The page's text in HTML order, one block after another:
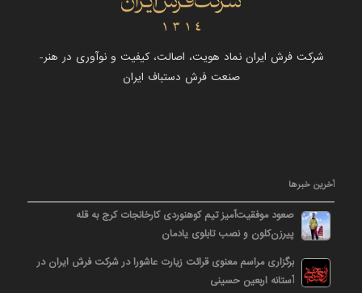
شرکت فرش ایران نماد هویت، اصالت، کیفیت و نوآوری در هنر-
صنعت فرش دستباف ایران
آخرین خبرها
صعود موفقیت‌آمیز تیم کوهنوردی کارخانجات کرج به قله
پیرزن‌کلون و نصب تابلوی یادمان
برگزاری مراسم معنوی قرائت زیارت عاشورا در شرکت فرش ایران در
آستانه اربعین حسینی